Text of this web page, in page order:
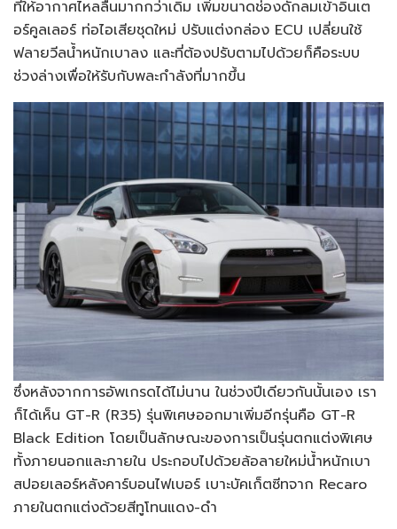
ที่ให้อากาศไหลลื่นมากกว่าเดิม เพิ่มขนาดช่องดักลมเข้าอินเต
อร์คูลเลอร์ ท่อไอเสียชุดใหม่ ปรับแต่งกล่อง ECU เปลี่ยนใช้
ฟลายวีลน้ำหนักเบาลง และที่ต้องปรับตามไปด้วยก็คือระบบ
ช่วงล่างเพื่อให้รับกับพละกำลังที่มากขึ้น
ซึ่งหลังจากการอัพเกรดได้ไม่นาน ในช่วงปีเดียวกันนั้นเอง เรา
ก็ได้เห็น GT-R (R35) รุ่นพิเศษออกมาเพิ่มอีกรุ่นคือ GT-R
Black Edition โดยเป็นลักษณะของการเป็นรุ่นตกแต่งพิเศษ
ทั้งภายนอกและภายใน ประกอบไปด้วยล้อลายใหม่น้ำหนักเบา
สปอยเลอร์หลังคาร์บอนไฟเบอร์ เบาะบัคเก็ตซีทจาก Recaro
ภายในตกแต่งด้วยสีทูโทนแดง-ดำ